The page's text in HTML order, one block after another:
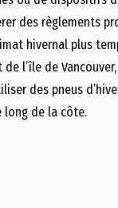
des règlements
hivernal plus
l’île de
des pneus
long de la côte.